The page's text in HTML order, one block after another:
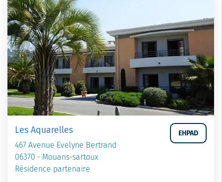
Les Aquarelles
467 Avenue Evelyne Bertrand
06370 - Mouans-sartoux
Résidence partenaire
EHPAD